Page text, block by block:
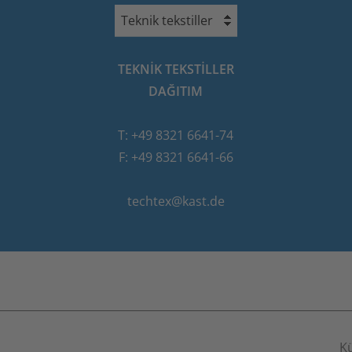
Teknik tekstiller
TEKNIK TEKSTILLER
DAĞITIM
T: +49 8321 6641-74
F: +49 8321 6641-66
techtex@kast.de